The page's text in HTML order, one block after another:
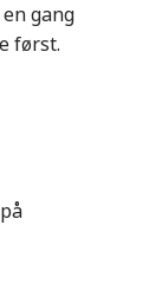
gang
først.